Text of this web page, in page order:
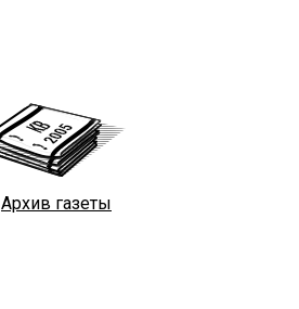
Архив газеты